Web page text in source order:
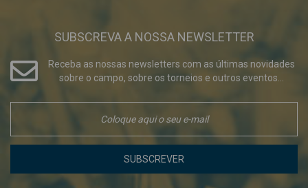
SUBSCREVA A NOSSA NEWSLETTER
Receba as nossas newsletters com as últimas novidades
sobre o campo, sobre os torneios e outros eventos...
SUBSCREVER